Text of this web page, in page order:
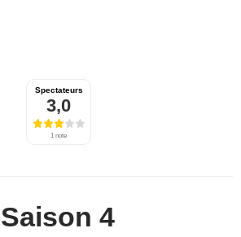
Spectateurs
3,0
1 note
Saison 4